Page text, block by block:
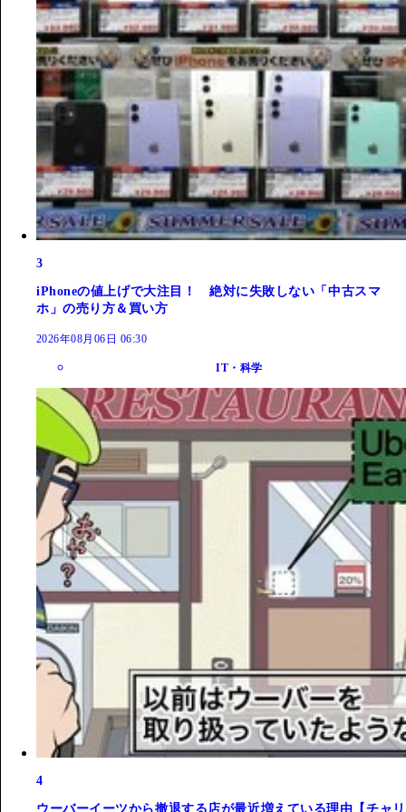
3
iPhoneの値上げで大注目！ 絶対に失敗しない「中古スマ
ホ」の売り方＆買い方
2026年08月06日 06:30
IT・科学
4
ウーバーイーツから撤退する店が最近増えている理由【チャリ